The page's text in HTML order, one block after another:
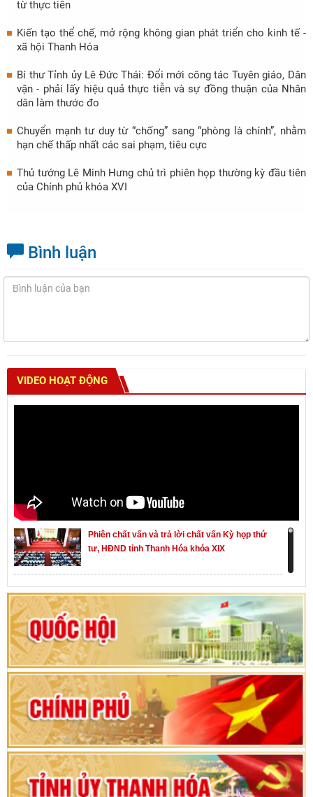
từ thực tiễn
Kiến tạo thể chế, mở rộng không gian phát triển cho kinh tế -
xã hội Thanh Hóa
Bí thư Tỉnh ủy Lê Đức Thái: Đổi mới công tác Tuyên giáo, Dân
vận - phải lấy hiệu quả thực tiễn và sự đồng thuận của Nhân
dân làm thước đo
Chuyển mạnh tư duy từ “chống” sang “phòng là chính”, nhằm
hạn chế thấp nhất các sai phạm, tiêu cực
Thủ tướng Lê Minh Hưng chủ trì phiên họp thường kỳ đầu tiên
của Chính phủ khóa XVI
Bình luận
VIDEO HOẠT ĐỘNG
Phiên chất vấn và trả lời chất vấn Kỳ họp thứ
tư, HĐND tỉnh Thanh Hóa khóa XIX
Khai mạc kỳ họp thứ Nhất, Quốc hội khóa XVI
Hướng dẫn quy trình bỏ phiếu bầu cử ĐBQH
khoá XVI và đại biểu HĐND các cấp nhiệm kỳ
2026-2031
80 năm Quốc hội Việt Nam: vì lợi ích Nhân dân,
vì sự phát triển của đất nước
Bộ Chính trị duyệt nội dung Đại hội đại biểu
Đảng bộ tỉnh Thanh Hóa lần thứ XX, nhiệm kỳ
2025 - 2030